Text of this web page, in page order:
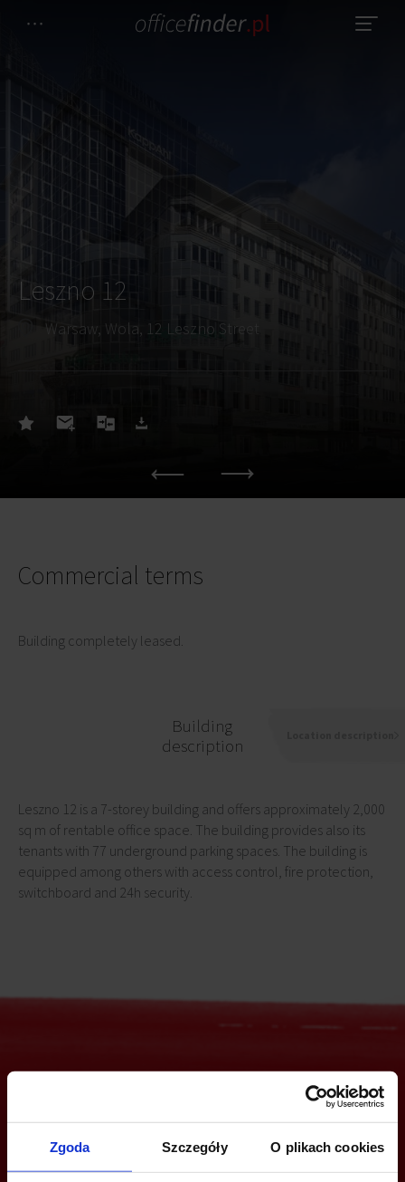
Zgoda Szczegóły O plikach cookies
Leszno 12
Warsaw, Wola, 12 Leszno Street
Commercial terms
Building completely leased.
Building
description
Leszno 12 is a 7-storey building and offers approximately 2,000
sq m of rentable office space. The building provides also its
tenants with 77 underground parking spaces. The building is
equipped among others with access control, fire protection,
switchboard and 24h security.
Are you interested in this offer?
CALL US AND FIND OUT MORE